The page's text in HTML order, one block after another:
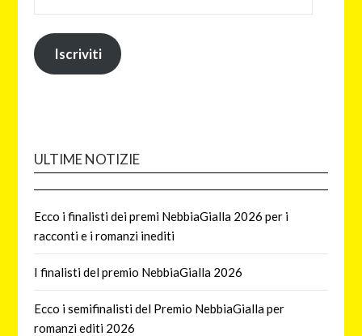
Iscriviti
ULTIME NOTIZIE
Ecco i finalisti dei premi NebbiaGialla 2026 per i
racconti e i romanzi inediti
I finalisti del premio NebbiaGialla 2026
Ecco i semifinalisti del Premio NebbiaGialla per
romanzi editi 2026